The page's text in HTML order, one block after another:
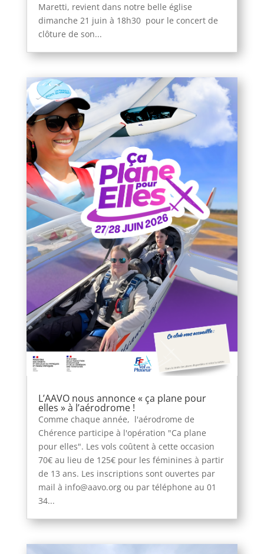
Maretti, revient dans notre belle église
dimanche 21 juin à 18h30 pour le concert de
clôture de son...
L’AAVO nous annonce « ça plane pour
elles » à l’aérodrome !
Comme chaque année, l'aérodrome de
Chérence participe à l'opération "Ca plane
pour elles". Les vols coûtent à cette occasion
70€ au lieu de 125€ pour les féminines à partir
de 13 ans. Les inscriptions sont ouvertes par
mail à info@aavo.org ou par téléphone au 01
34...